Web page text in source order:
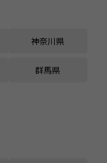
神奈川県
群馬県